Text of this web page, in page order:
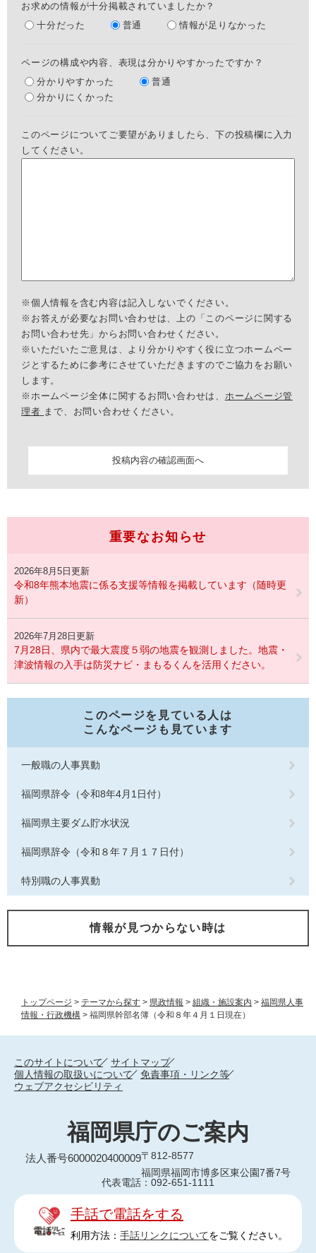
トップページ > テーマから探す > 県政情報 > 組織・施設案内 > 福岡県人事
情報・行政機構 > 福岡県幹部名簿（令和８年４月１日現在）
お求めの情報が十分掲載されていましたか？
十分だった
普通 情報が足りなかった
ページの構成や内容、表現は分かりやすかったですか？
分かりやすかった
普通
分かりにくかった
このページについてご要望がありましたら、下の投稿欄に入力
してください。
※個人情報を含む内容は記入しないでください。
※お答えが必要なお問い合わせは、上の「このページに関する
お問い合わせ先」からお問い合わせください。
※いただいたご意見は、より分かりやすく役に立つホームペー
ジとするために参考にさせていただきますのでご協力をお願い
します。
※ホームページ全体に関するお問い合わせは、 ホームページ管
理者 まで、お問い合わせください。
重要なお知らせ
2026年8月5日更新
令和8年熊本地震に係る支援等情報を掲載しています（随時更
新）
2026年7月28日更新
7月28日、県内で最大震度５弱の地震を観測しました。地震・
津波情報の入手は防災ナビ・まもるくんを活用ください。
このページを見ている人は
こんなページも見ています
一般職の人事異動
福岡県辞令（令和8年4月1日付）
福岡県主要ダム貯水状況
福岡県辞令（令和８年７月１７日付）
特別職の人事異動
情報が見つからない時は
このサイトについて
サイトマップ
個人情報の取扱いについて
免責事項・リンク等
ウェブアクセシビリティ
福岡県庁のご案内
法人番号6000020400009〒812-8577
福岡県福岡市博多区東公園7番7号
代表電話：092-651-1111
手話で電話をする
利用方法： 手話リンクについてをご覧ください。